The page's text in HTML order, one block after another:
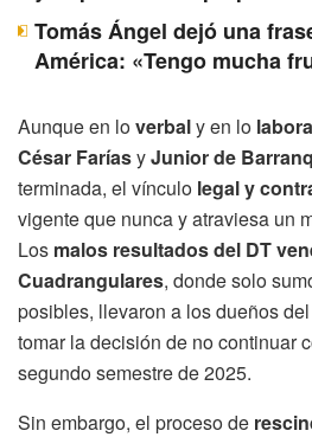
Tomás Ángel dejó una
América: «Tengo mucha
Aunque en loverbaly en lo
César FaríasyJunior de
terminada, el vínculo legal y
vigente que nunca y atraviesa un
Los malos resultados del DT
Cuadrangulares, donde solo
posibles, llevaron a los dueños
tomar la decisión de no continuar
segundo semestre de 2025.
Sin embargo, el proceso de